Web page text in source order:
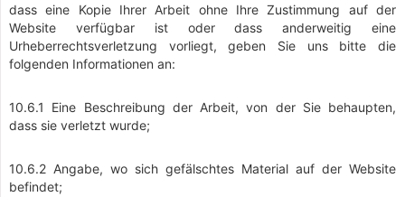
dass eine Kopie Ihrer Arbeit ohne Ihre Zustimmung auf der
Website verfügbar ist oder dass anderweitig eine
Urheberrechtsverletzung vorliegt, geben Sie uns bitte die
folgenden Informationen an:
10.6.1 Eine Beschreibung der Arbeit, von der Sie behaupten,
dass sie verletzt wurde;
10.6.2 Angabe, wo sich gefälschtes Material auf der Website
befindet;